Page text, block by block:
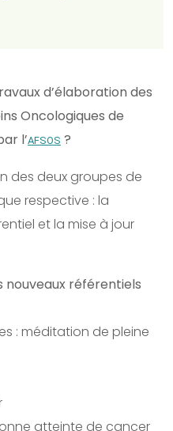
d’élaboration des
Oncologiques de
l’AFSOS ?
des deux groupes de
respective : la
et la mise à jour
nouveaux référentiels
: méditation de pleine
atteinte de cancer